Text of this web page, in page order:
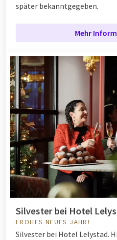
später bekanntgegeben.
Mehr
Silvester bei Hotel
FROHES NEUES JAHR!
Silvester bei Hotel Lelystad.